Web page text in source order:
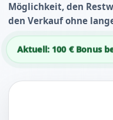
Möglichkeit, den
den Verkauf ohne
Aktuell: 100 € Bonus